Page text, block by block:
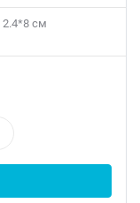
2.4*8 см